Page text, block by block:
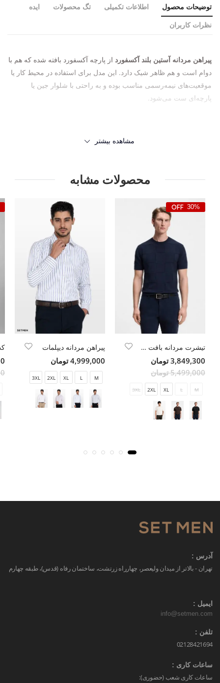
توضیحات محصول اطلاعات تکمیلی تگ محصولات ایده
نظرات کاربران
پیراهن مردانه آستین بلند آکسفورد از پارچه آکسفورد بافته شده که هم با
دوام است و هم ظاهر شیک دارد. این مدل برای استفاده در محیط کار یا
موقعیت‌های نیمه‌رسمی مناسب بوده و به راحتی با شلوار جین یا
پارچه‌ای ست می‌شود.
مشاهده بیشتر
محصولات مشابه
30%
تیشرت مردانه بافت یقه گرد
3,849,300 تومان
5,499,000 تومان
M
L
XL
2XL
3XL
پیراهن مردانه دیپلمات
4,999,000 تومان
M
L
XL
2XL
3XL
آدرس :
تهران - بالاتر از میدان ولیعصر، چهارراه زرتشت، ساختمان رفاه (قدس)، طبقه چهارم
ایمیل :
info@setmen.com
تلفن :
02128421694
ساعات کاری :
ساعات کاری شعب (حضوری):